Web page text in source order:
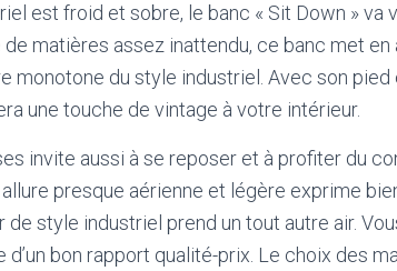
est froid et sobre, le banc « Sit Down » va
de matières assez inattendu, ce banc met
monotone du style industriel. Avec son
une touche de vintage à votre intérieur.
invite aussi à se reposer et à profiter du
presque aérienne et légère exprime
de style industriel prend un tout autre air.
d’un bon rapport qualité-prix. Le choix des